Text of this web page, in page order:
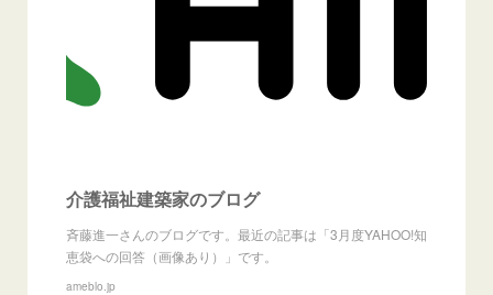
介護福祉建築家のブログ
斉藤進一さんのブログです。最近の記事は「3月度YAHOO!知
恵袋への回答（画像あり）」です。
ameblo.jp